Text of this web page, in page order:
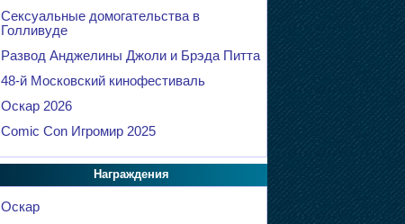
Сексуальные домогательства в
Голливуде
Развод Анджелины Джоли и Брэда Питта
48-й Московский кинофестиваль
Оскар 2026
Comic Con Игромир 2025
Награждения
Оскар